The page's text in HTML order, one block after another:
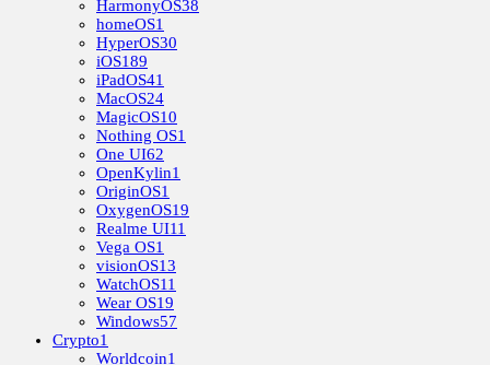
HarmonyOS38
homeOS1
HyperOS30
iOS189
iPadOS41
MacOS24
MagicOS10
Nothing OS1
One UI62
OpenKylin1
OriginOS1
OxygenOS19
Realme UI11
Vega OS1
visionOS13
WatchOS11
Wear OS19
Windows57
Crypto1
Worldcoin1